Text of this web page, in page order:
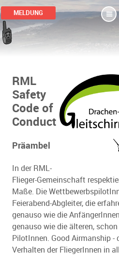
MELDUNG
RML
Safety
Code of
Conduct
Präambel
In der RML-
Flieger-Gemeinschaft
Maße. Die
Feierabend-Abgleiter, die
genauso wie die
genauso wie die älteren,
PilotInnen. Good Airmanship -
Verhalten der FliegerInnen in